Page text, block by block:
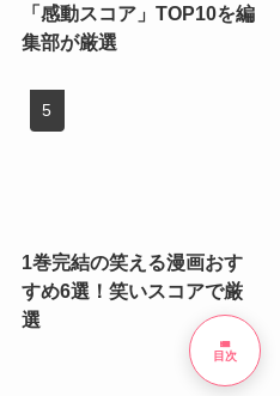
「感動スコア」TOP10を編
集部が厳選
1巻完結の笑える漫画おす
すめ6選！笑いスコアで厳
選
list
目次